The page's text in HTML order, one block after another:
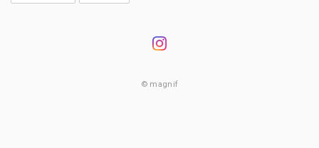
© magnif